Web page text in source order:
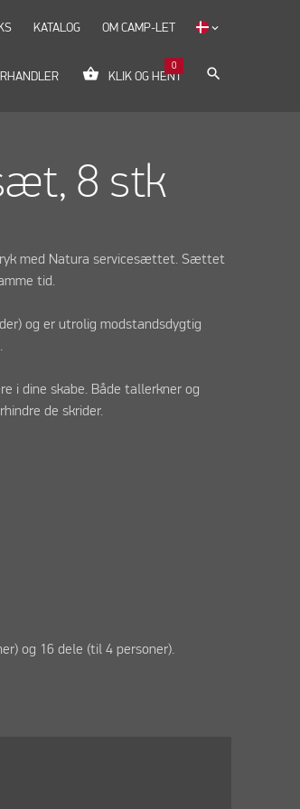
shopping_basket KLIK OG HENT
0
search
KATALOG OM CAMP-LET keyboard_arrow_down
8 stk
med Natura servicesættet. Sættet
tid.
og er utrolig modstandsdygtig
i dine skabe. Både tallerkner og
de skrider.
og 16 dele (til 4 personer).